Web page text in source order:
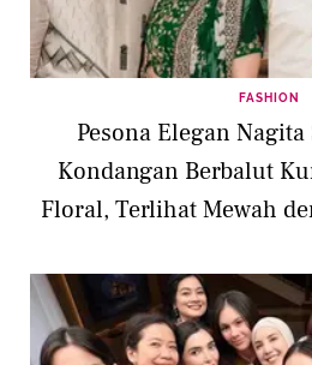
FASHION
Pesona Elegan
Kondangan Berbalut
Floral, Terlihat Mewah